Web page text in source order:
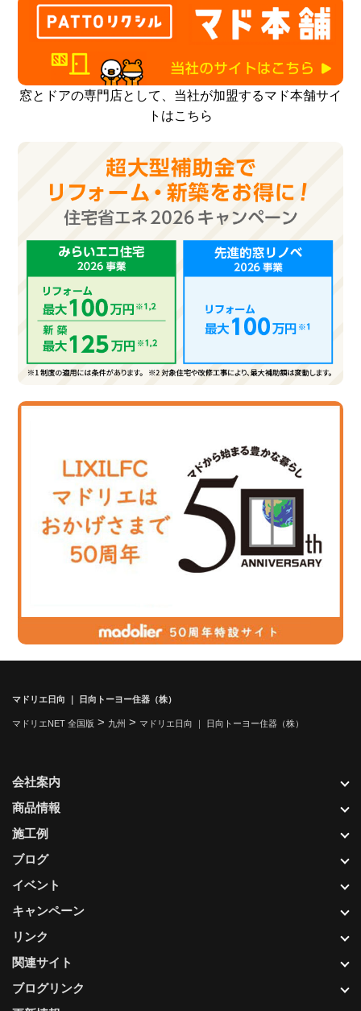
窓とドアの専門店として、当社が加盟するマド本舗サイ
トはこちら
マドリエ日向 ｜ 日向トーヨー住器（株）
マドリエNET 全国版 > 九州 > マドリエ日向 ｜ 日向トーヨー住器（株）
会社案内
商品情報
施工例
ブログ
イベント
キャンペーン
リンク
関連サイト
ブログリンク